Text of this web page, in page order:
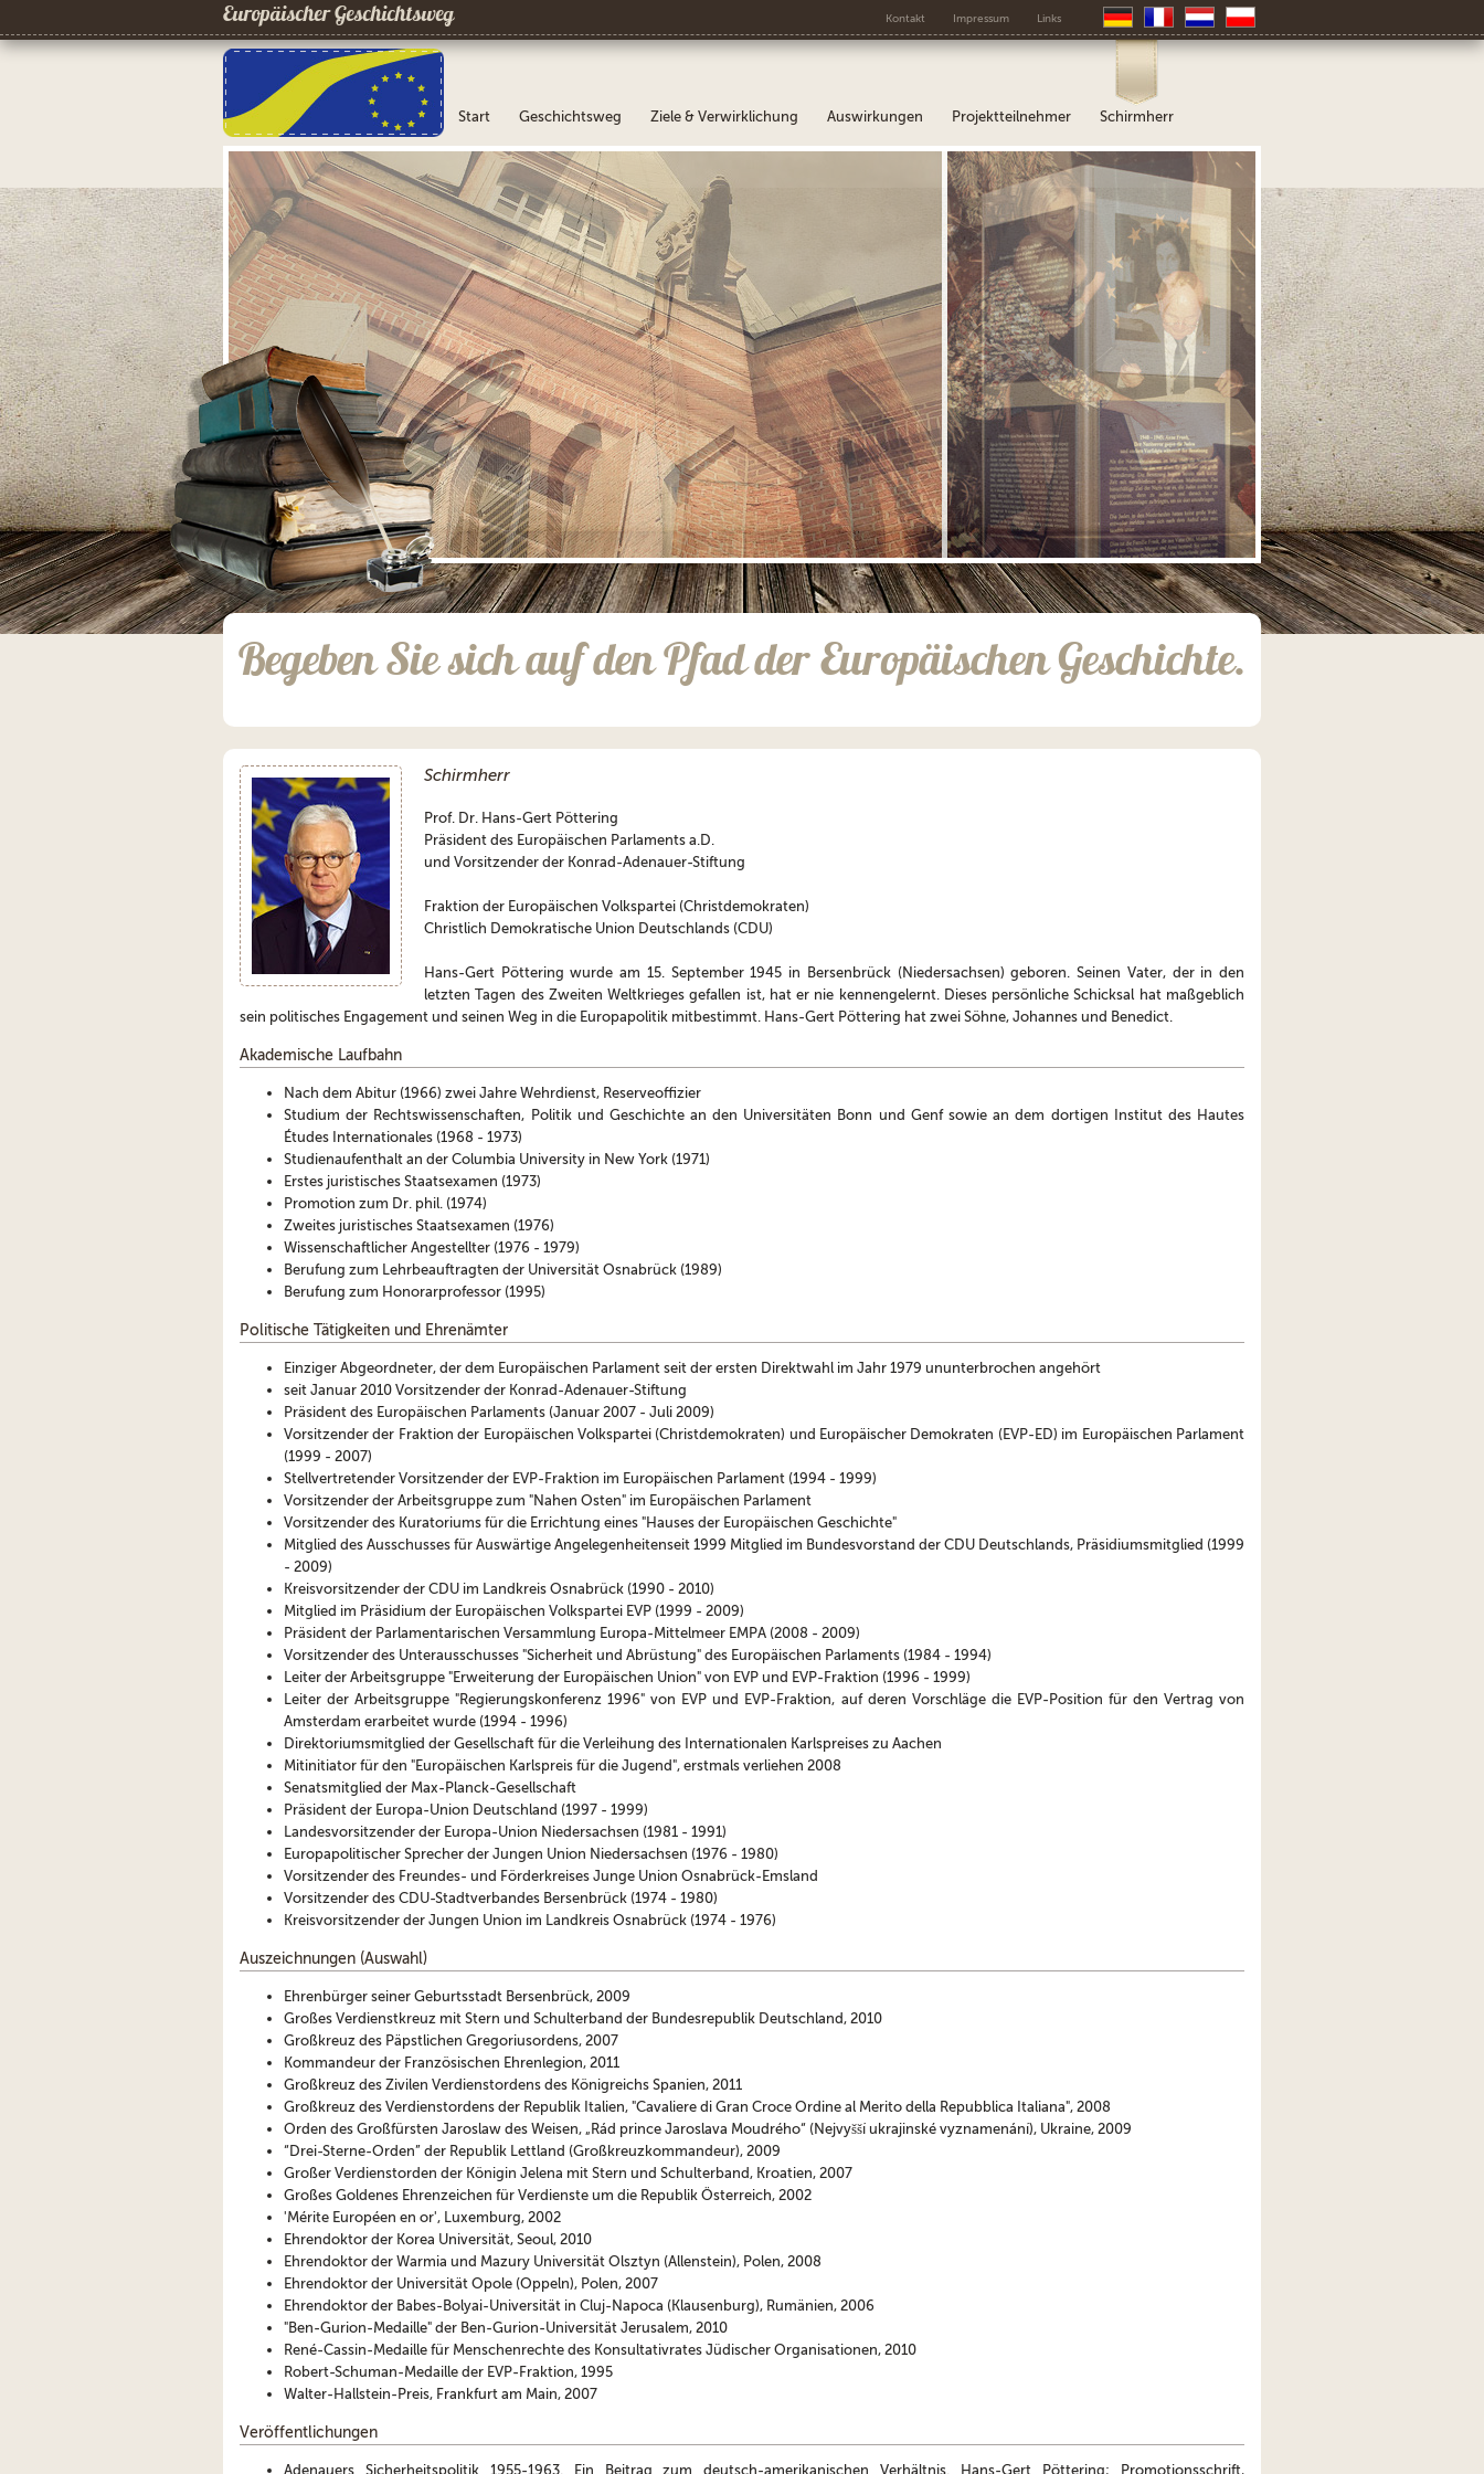
Europäischer Geschichtsweg Kontakt Impressum Links
Start Geschichtsweg Ziele & Verwirklichung Auswirkungen Projektteilnehmer Schirmherr
;
Begeben Sie sich auf den Pfad der Europäischen Geschichte.
Schirmherr
Prof. Dr. Hans-Gert Pöttering
Präsident des Europäischen Parlaments a.D.
und Vorsitzender der Konrad-Adenauer-Stiftung
Fraktion der Europäischen Volkspartei (Christdemokraten)
Christlich Demokratische Union Deutschlands (CDU)
Hans-Gert Pöttering wurde am 15. September 1945 in Bersenbrück (Niedersachsen) geboren. Seinen Vater, der in den
letzten Tagen des Zweiten Weltkrieges gefallen ist, hat er nie kennengelernt. Dieses persönliche Schicksal hat maßgeblich
sein politisches Engagement und seinen Weg in die Europapolitik mitbestimmt. Hans-Gert Pöttering hat zwei Söhne, Johannes und Benedict.
Akademische Laufbahn
Nach dem Abitur (1966) zwei Jahre Wehrdienst, Reserveoffizier
Studium der Rechtswissenschaften, Politik und Geschichte an den Universitäten Bonn und Genf sowie an dem dortigen Institut des Hautes
Études Internationales (1968 - 1973)
Studienaufenthalt an der Columbia University in New York (1971)
Erstes juristisches Staatsexamen (1973)
Promotion zum Dr. phil. (1974)
Zweites juristisches Staatsexamen (1976)
Wissenschaftlicher Angestellter (1976 - 1979)
Berufung zum Lehrbeauftragten der Universität Osnabrück (1989)
Berufung zum Honorarprofessor (1995)
Politische Tätigkeiten und Ehrenämter
Einziger Abgeordneter, der dem Europäischen Parlament seit der ersten Direktwahl im Jahr 1979 ununterbrochen angehört
seit Januar 2010 Vorsitzender der Konrad-Adenauer-Stiftung
Präsident des Europäischen Parlaments (Januar 2007 - Juli 2009)
Vorsitzender der Fraktion der Europäischen Volkspartei (Christdemokraten) und Europäischer Demokraten (EVP-ED) im Europäischen Parlament
(1999 - 2007)
Stellvertretender Vorsitzender der EVP-Fraktion im Europäischen Parlament (1994 - 1999)
Vorsitzender der Arbeitsgruppe zum "Nahen Osten" im Europäischen Parlament
Vorsitzender des Kuratoriums für die Errichtung eines "Hauses der Europäischen Geschichte"
Mitglied des Ausschusses für Auswärtige Angelegenheitenseit 1999 Mitglied im Bundesvorstand der CDU Deutschlands, Präsidiumsmitglied (1999
- 2009)
Kreisvorsitzender der CDU im Landkreis Osnabrück (1990 - 2010)
Mitglied im Präsidium der Europäischen Volkspartei EVP (1999 - 2009)
Präsident der Parlamentarischen Versammlung Europa-Mittelmeer EMPA (2008 - 2009)
Vorsitzender des Unterausschusses "Sicherheit und Abrüstung" des Europäischen Parlaments (1984 - 1994)
Leiter der Arbeitsgruppe "Erweiterung der Europäischen Union" von EVP und EVP-Fraktion (1996 - 1999)
Leiter der Arbeitsgruppe "Regierungskonferenz 1996" von EVP und EVP-Fraktion, auf deren Vorschläge die EVP-Position für den Vertrag von
Amsterdam erarbeitet wurde (1994 - 1996)
Direktoriumsmitglied der Gesellschaft für die Verleihung des Internationalen Karlspreises zu Aachen
Mitinitiator für den "Europäischen Karlspreis für die Jugend", erstmals verliehen 2008
Senatsmitglied der Max-Planck-Gesellschaft
Präsident der Europa-Union Deutschland (1997 - 1999)
Landesvorsitzender der Europa-Union Niedersachsen (1981 - 1991)
Europapolitischer Sprecher der Jungen Union Niedersachsen (1976 - 1980)
Vorsitzender des Freundes- und Förderkreises Junge Union Osnabrück-Emsland
Vorsitzender des CDU-Stadtverbandes Bersenbrück (1974 - 1980)
Kreisvorsitzender der Jungen Union im Landkreis Osnabrück (1974 - 1976)
Auszeichnungen (Auswahl)
Ehrenbürger seiner Geburtsstadt Bersenbrück, 2009
Großes Verdienstkreuz mit Stern und Schulterband der Bundesrepublik Deutschland, 2010
Großkreuz des Päpstlichen Gregoriusordens, 2007
Kommandeur der Französischen Ehrenlegion, 2011
Großkreuz des Zivilen Verdienstordens des Königreichs Spanien, 2011
Großkreuz des Verdienstordens der Republik Italien, "Cavaliere di Gran Croce Ordine al Merito della Repubblica Italiana", 2008
Orden des Großfürsten Jaroslaw des Weisen, „Rád prince Jaroslava Moudrého“ (Nejvyšší ukrajinské vyznamenání), Ukraine, 2009
“Drei-Sterne-Orden” der Republik Lettland (Großkreuzkommandeur), 2009
Großer Verdienstorden der Königin Jelena mit Stern und Schulterband, Kroatien, 2007
Großes Goldenes Ehrenzeichen für Verdienste um die Republik Österreich, 2002
'Mérite Européen en or', Luxemburg, 2002
Ehrendoktor der Korea Universität, Seoul, 2010
Ehrendoktor der Warmia und Mazury Universität Olsztyn (Allenstein), Polen, 2008
Ehrendoktor der Universität Opole (Oppeln), Polen, 2007
Ehrendoktor der Babes-Bolyai-Universität in Cluj-Napoca (Klausenburg), Rumänien, 2006
"Ben-Gurion-Medaille" der Ben-Gurion-Universität Jerusalem, 2010
René-Cassin-Medaille für Menschenrechte des Konsultativrates Jüdischer Organisationen, 2010
Robert-Schuman-Medaille der EVP-Fraktion, 1995
Walter-Hallstein-Preis, Frankfurt am Main, 2007
Veröffentlichungen
Adenauers Sicherheitspolitik 1955-1963. Ein Beitrag zum deutsch-amerikanischen Verhältnis. Hans-Gert Pöttering; Promotionsschrift,